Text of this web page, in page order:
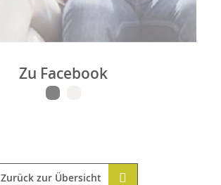
Zu Facebook
Zurück zur Übersicht